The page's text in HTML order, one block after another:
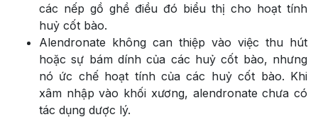
các nếp gồ ghề điều đó biểu thị cho hoạt tính
huỷ cốt bào.
Alendronate không can thiệp vào việc thu hút
hoặc sự bám dính của các huỷ cốt bào, nhưng
nó ức chế hoạt tính của các huỷ cốt bào. Khi
xâm nhập vào khối xương, alendronate chưa có
tác dụng dược lý.